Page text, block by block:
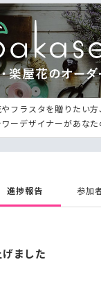
フラスタを贈りたい
ーデザイナーがあなた
進捗報告 参加
ました